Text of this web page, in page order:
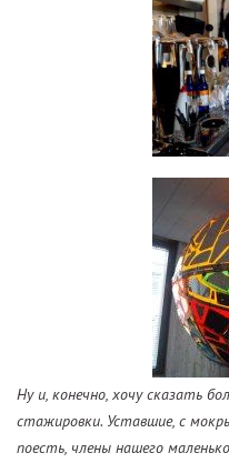
Ну и, конечно, хочу сказать
стажировки. Уставшие, с
поесть, члены нашего